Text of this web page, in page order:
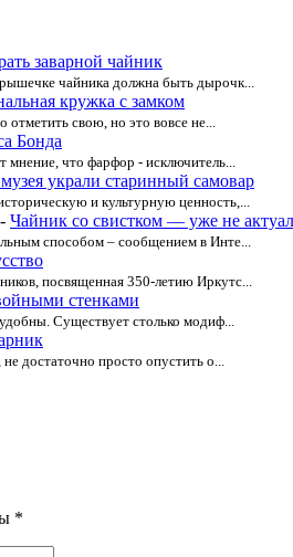
заварной чайник
чайника должна быть дырочк...
кружка с замком
отметить свою, но это вовсе не...
Бонда
что фарфор - исключитель...
украли старинный самовар
и культурную ценность,...
Чайник со свистком — уже не
способом – сообщением в Инте...
посвященная 350-летию Иркутс...
стенками
Существует столько модиф...
достаточно просто опустить о...
*